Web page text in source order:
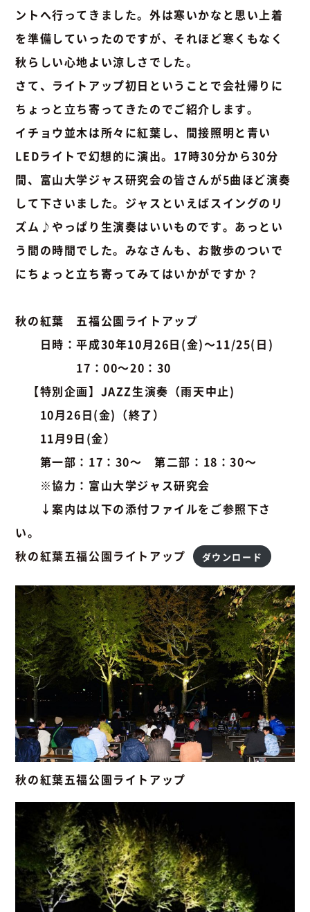
ントへ行ってきました。外は寒いかなと思い上着
を準備していったのですが、それほど寒くもなく
秋らしい心地よい涼しさでした。
さて、ライトアップ初日ということで会社帰りに
ちょっと立ち寄ってきたのでご紹介します。
イチョウ並木は所々に紅葉し、間接照明と青い
LEDライトで幻想的に演出。17時30分から30分
間、富山大学ジャス研究会の皆さんが5曲ほど演奏
して下さいました。ジャスといえばスイングのリ
ズム♪やっぱり生演奏はいいものです。あっとい
う間の時間でした。みなさんも、お散歩のついで
にちょっと立ち寄ってみてはいかがですか？
秋の紅葉 五福公園ライトアップ
日時：平成30年10月26日(金)～11/25(日)
17：00～20：30
【特別企画】JAZZ生演奏（雨天中止)
10月26日(金)（終了）
11月9日(金）
第一部：17：30～ 第二部：18：30～
※協力：富山大学ジャス研究会
↓案内は以下の添付ファイルをご参照下さ
い。
秋の紅葉五福公園ライトアップ
ダウンロード
秋の紅葉五福公園ライトアップ